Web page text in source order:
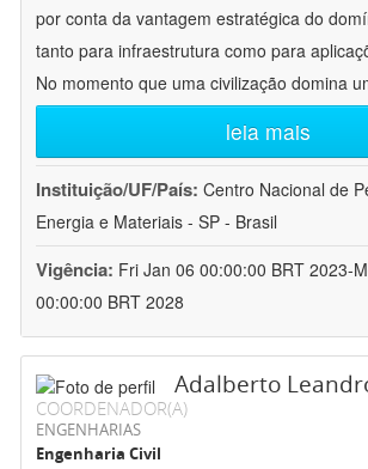
por conta da vantagem estratégica do
tanto para infraestrutura como para
No momento que uma civilização domina
leia mais
Instituição/UF/País: Centro Nacional de
Energia e Materiais - SP - Brasil
Vigência: Fri Jan 06 00:00:00 BRT 2023-
00:00:00 BRT 2028
Adalberto
COORDENADOR(A)
ENGENHARIAS
Engenharia Civil